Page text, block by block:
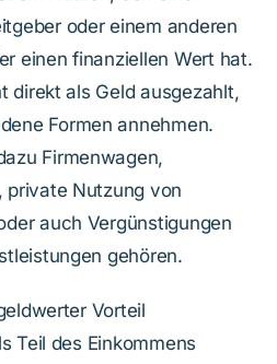
oder einem anderen
einen finanziellen Wert hat.
direkt als Geld ausgezahlt,
Formen annehmen.
Firmenwagen,
private Nutzung von
auch Vergünstigungen
gehören.
Vorteil
Teil des Einkommens